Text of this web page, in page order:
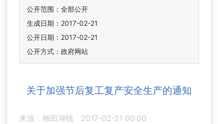
公开范围：全部公开
生成日期：2017-02-21
公开日期：2017-02-21
公开方式：政府网站
关于加强节后复工复产安全生产的通知
来源：梅田湖镇
2017-02-21 00:00